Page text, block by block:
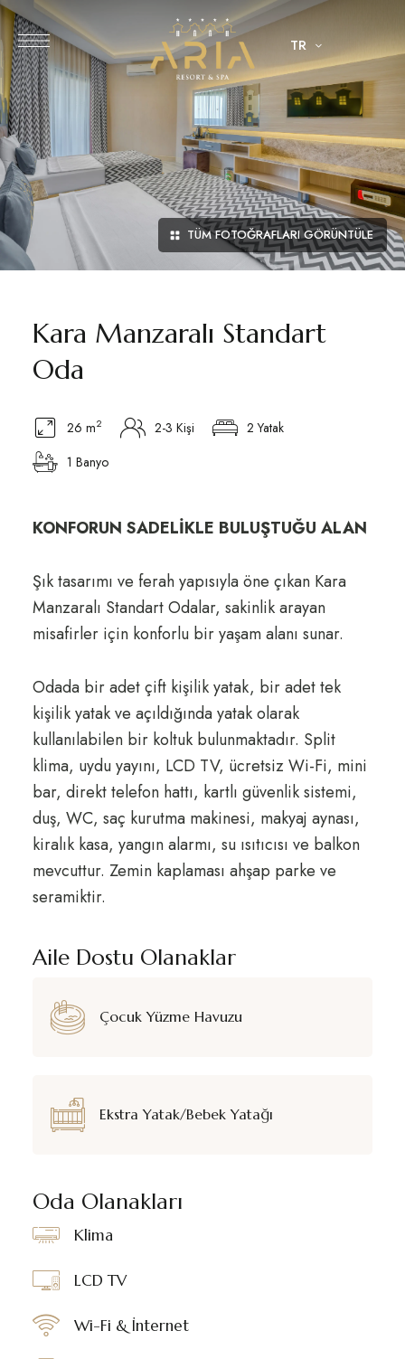
TR
TÜM FOTOĞRAFLARI GÖRÜNTÜLE
Kara Manzaralı Standart
Oda
26 m2 2-3 Kişi
2 Yatak
1 Banyo
KONFORUN SADELİKLE BULUŞTUĞU ALAN
Şık tasarımı ve ferah yapısıyla öne çıkan Kara
Manzaralı Standart Odalar, sakinlik arayan
misafirler için konforlu bir yaşam alanı sunar.
Odada bir adet çift kişilik yatak, bir adet tek
kişilik yatak ve açıldığında yatak olarak
kullanılabilen bir koltuk bulunmaktadır. Split
klima, uydu yayını, LCD TV, ücretsiz Wi-Fi, mini
bar, direkt telefon hattı, kartlı güvenlik sistemi,
duş, WC, saç kurutma makinesi, makyaj aynası,
kiralık kasa, yangın alarmı, su ısıtıcısı ve balkon
mevcuttur. Zemin kaplaması ahşap parke ve
seramiktir.
Aile Dostu Olanaklar
Çocuk Yüzme Havuzu
Ekstra Yatak/Bebek Yatağı
Oda Olanakları
Klima
LCD TV
Wi-Fi & İnternet